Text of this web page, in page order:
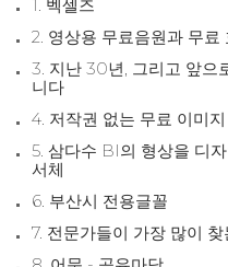
1. 벡셀즈
2. 영상용 무료음원과 무료
3. 지난 30년, 그리고 앞으
니다
4. 저작권 없는 무료 이미
5. 삼다수 BI의 형상을 디
서체
6. 부산시 전용글꼴
7. 전문가들이 가장 많이